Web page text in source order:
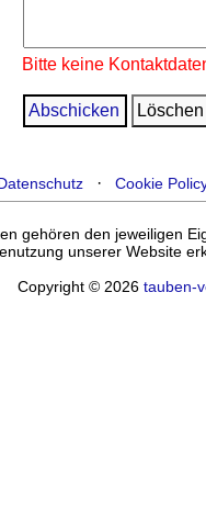
Bitte keine
·Cookie
gehören den jeweiligen
unserer Website
Copyright © 2026tauben-